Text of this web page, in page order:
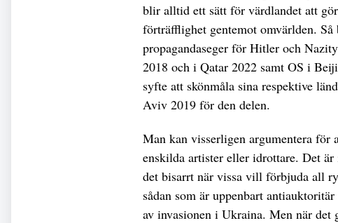
blir alltid ett sätt för värdlandet att
förträfflighet gentemot omvärlden.
propagandaseger för Hitler och
2018 och i Qatar 2022 samt OS i
syfte att skönmåla sina respektive
Aviv 2019 för den delen.
Man kan visserligen argumentera för
enskilda artister eller idrottare. Det
det bisarrt när vissa vill förbjuda all
sådan som är uppenbart
av invasionen i Ukraina. Men när det